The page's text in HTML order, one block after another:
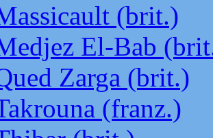
(brit.)
El-Bab
Zarga (brit.)
(franz.)